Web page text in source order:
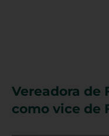
Vereadora de
como vice de